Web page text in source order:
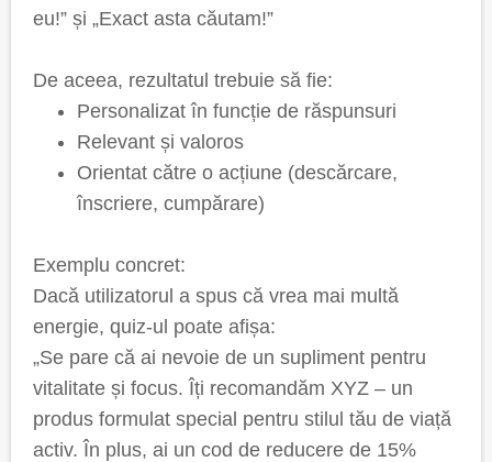
eu!” și „Exact asta căutam!”
De aceea, rezultatul trebuie să fie:
Personalizat în funcție de răspunsuri
Relevant și valoros
Orientat către o acțiune (descărcare,
înscriere, cumpărare)
Exemplu concret:
Dacă utilizatorul a spus că vrea mai multă
energie, quiz-ul poate afișa:
„Se pare că ai nevoie de un supliment pentru
vitalitate și focus. Îți recomandăm XYZ – un
produs formulat special pentru stilul tău de viață
activ. În plus, ai un cod de reducere de 15%